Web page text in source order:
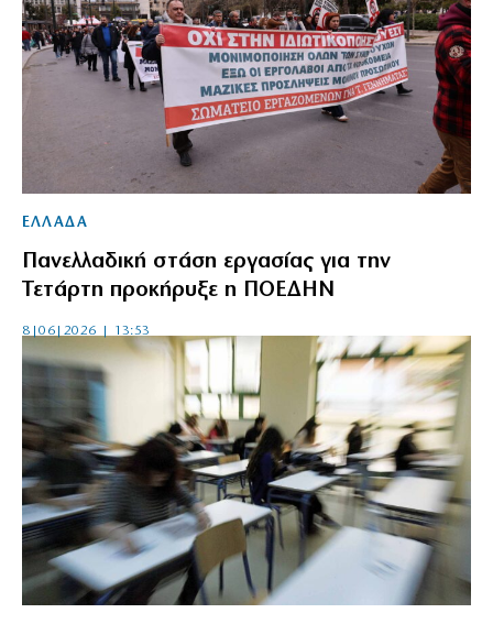
ΕΛΛΑΔΑ
Πανελλαδική στάση εργασίας για την
Τετάρτη προκήρυξε η ΠΟΕΔΗΝ
8|06|2026 | 13:53